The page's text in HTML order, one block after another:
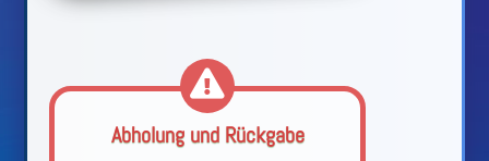
Abholung und Rückgabe